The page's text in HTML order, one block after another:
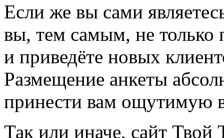
Если же вы сами
вы, тем самым, не
и приведёте новых
Размещение анкеты
принести вам ощутимую
Так или иначе, сайт Твой